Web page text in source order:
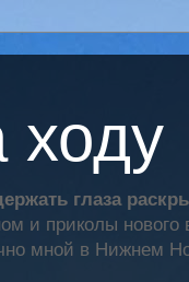
ходу
глаза
и приколы нового
мной в Нижнем